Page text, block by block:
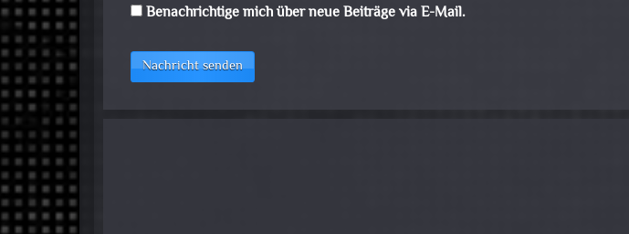
Benachrichtige mich über neue Beiträge via E-Mail.
Nachricht senden